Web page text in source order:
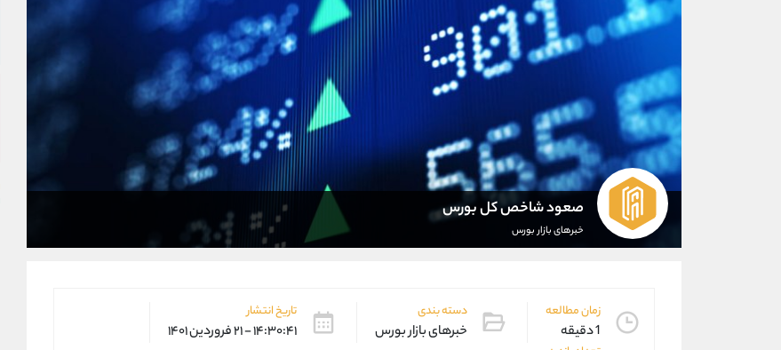
صعود شاخص کل بورس
خبرهای بازار بورس
زمان مطالعه
1 دقیقه
دسته بندی
خبرهای بازار بورس
تاریخ انتشار
۱۴:۳۰:۴۱ - ۲۱ فروردین ۱۴۰۱